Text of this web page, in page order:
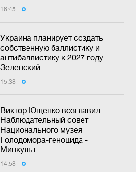
16:45
Украина планирует создать
собственную баллистику и
антибаллистику к 2027 году -
Зеленский
15:38
Виктор Ющенко возглавил
Наблюдательный совет
Национального музея
Голодомора-геноцида -
Минкульт
14:58